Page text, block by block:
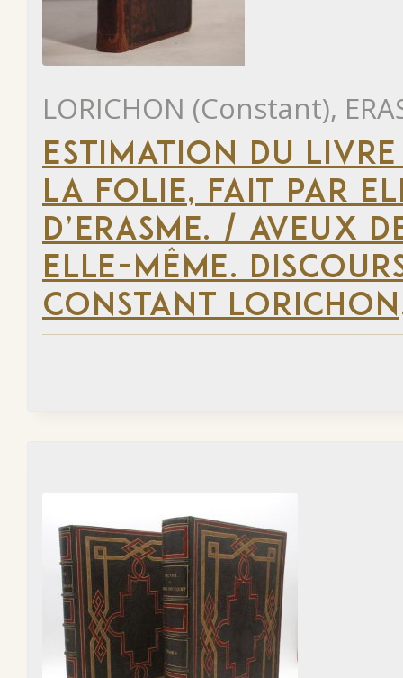
LORICHON (Constant),
ESTIMATION DU
LA FOLIE, FAIT PAR
D’ERASME. / AVEUX
ELLE-MÊME.
CONSTANT